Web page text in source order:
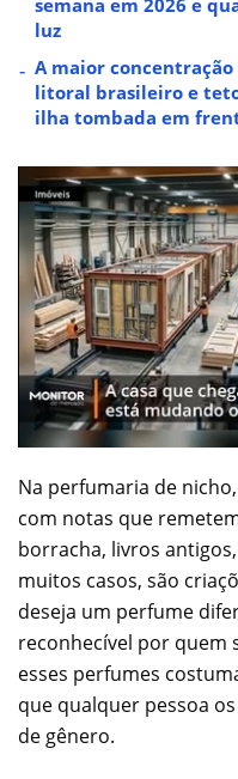
semana em 2026 e
luz
A maior
litoral brasileiro e
ilha tombada em
Na perfumaria de
com notas que
borracha, livros
muitos casos, são
deseja um perfume
reconhecível por quem
esses perfumes
que qualquer pessoa
de gênero.